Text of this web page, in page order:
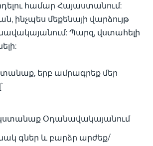
համար Հայաստանում:
ինչպես մեքենայի վարձույթ
Պարզ, վստահելի
երբ ամրագրեք մեր
Օդանավակայանում
գներ և բարձր արժեք/